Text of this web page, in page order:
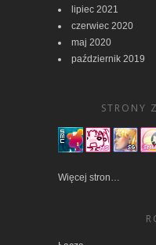
lipiec 2021
czerwiec 2020
maj 2020
październik 2019
STRONY
Więcej stron…